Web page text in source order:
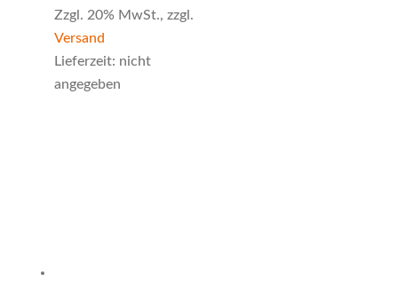
Zzgl. 20% MwSt., zzgl.
Versand
Lieferzeit: nicht
angegeben